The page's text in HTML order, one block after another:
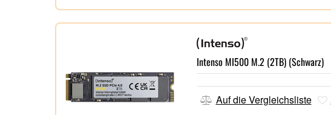
Photo CD, M-Disc
USB 3.2 Gen 1,
Spannungsversorgung über
Netzteil benötigt,
Besonders handlich in einem
Aluminiumgehäuse,
Ashampoo Burning Studio
(Vollversion) + Y-Kabel
Intenso MI500 M.2 (2TB) (Schwarz)
Auf die Vergleichsliste